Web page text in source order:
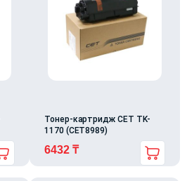
Тонер-картридж CET TK-
1170 (CET8989)
6432 ₸